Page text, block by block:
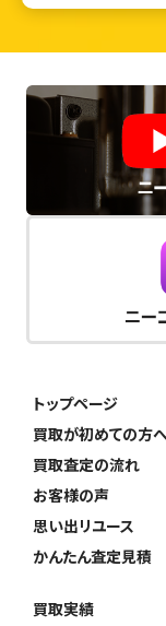
トップページ
買取が初めての方
買取査定の流れ
お客様の声
思い出リユース
かんたん査定見積
買取実績